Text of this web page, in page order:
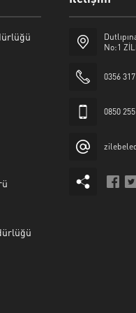
No:1
0356
0850